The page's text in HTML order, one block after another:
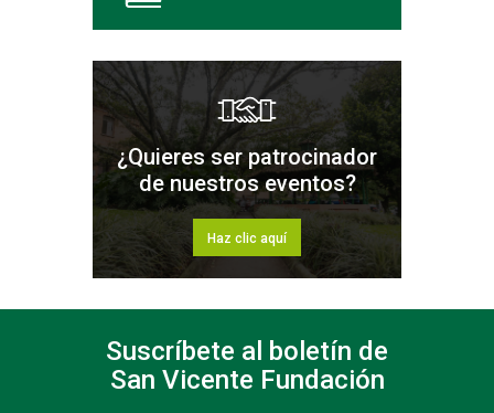
¿Quieres ser patrocinador
de nuestros eventos?
Haz clic aquí
Suscríbete al boletín de
San Vicente Fundación